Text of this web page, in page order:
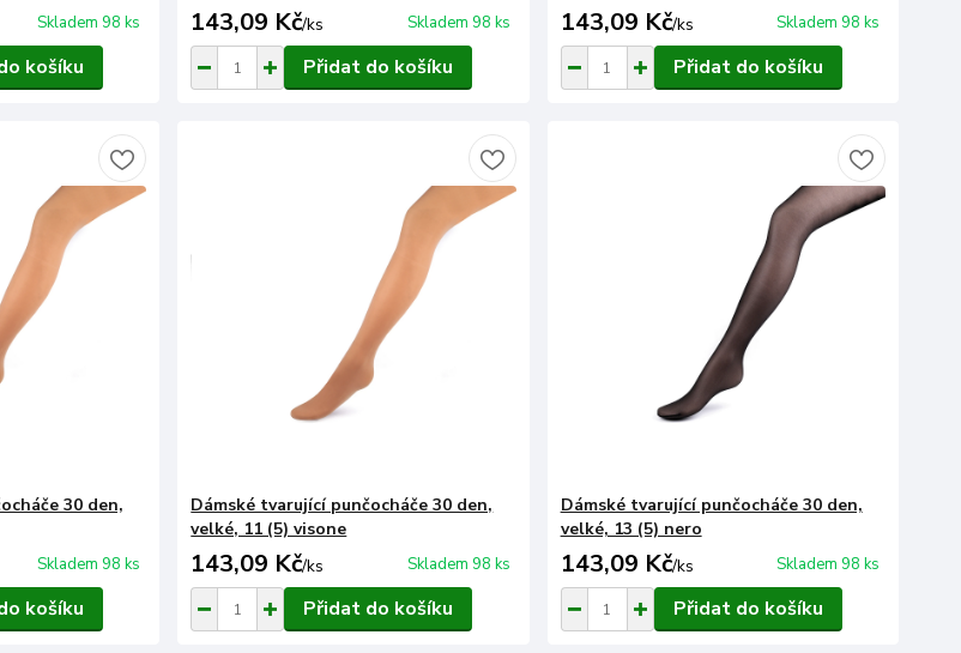
Skladem 98 ks
košíku
143,09 Kč/ks Skladem 98 ks
Přidat do košíku
143,09 Kč/ks Skladem 98 ks
Přidat do košíku
30 den,
Skladem 98 ks
košíku
Dámské tvarující punčocháče 30 den,
velké, 11 (5) visone
143,09 Kč/ks Skladem 98 ks
Přidat do košíku
Dámské tvarující punčocháče 30 den,
velké, 13 (5) nero
143,09 Kč/ks Skladem 98 ks
Přidat do košíku